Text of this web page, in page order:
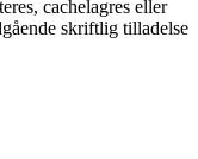
cachelagres eller
skriftlig tilladelse